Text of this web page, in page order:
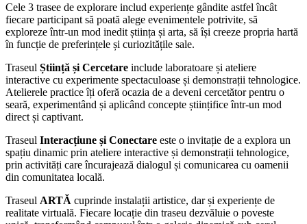
Cele 3 trasee de explorare includ experiențe gândite astfel încât
fiecare participant să poată alege evenimentele potrivite, să
exploreze într-un mod inedit știința și arta, să își creeze propria hartă
în funcție de preferințele și curiozitățile sale.
Traseul Știință și Cercetare include laboratoare și ateliere
interactive cu experimente spectaculoase și demonstrații tehnologice.
Atelierele practice îți oferă ocazia de a deveni cercetător pentru o
seară, experimentând și aplicând concepte științifice într-un mod
direct și captivant.
Traseul Interacțiune și Conectare este o invitație de a explora un
spațiu dinamic prin ateliere interactive și demonstrații tehnologice,
prin activități care încurajează dialogul și comunicarea cu oamenii
din comunitatea locală.
Traseul ARTĂ cuprinde instalații artistice, dar și experiențe de
realitate virtuală. Fiecare locație din traseu dezvăluie o poveste